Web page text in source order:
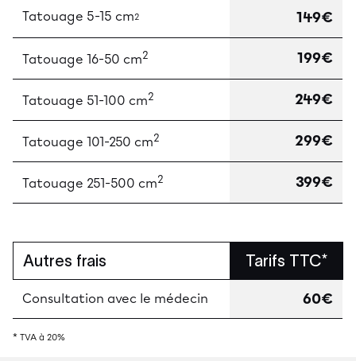
Tatouage 5-15 cm2 149€
Tatouage 16-50 cm2 199€
Tatouage 51-100 cm2 249€
Tatouage 101-250 cm2 299€
Tatouage 251-500 cm2 399€
Autres frais Tarifs TTC*
Consultation avec le médecin 60€
* TVA à 20%